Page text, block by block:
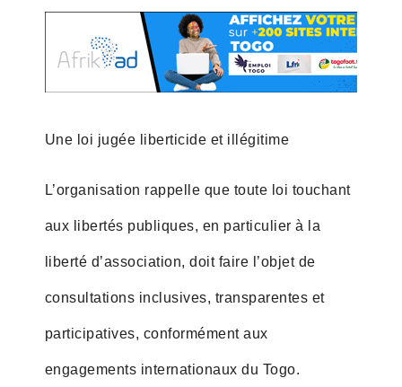
Une loi jugée liberticide et illégitime
L’organisation rappelle que toute loi touchant
aux libertés publiques, en particulier à la
liberté d’association, doit faire l’objet de
consultations inclusives, transparentes et
participatives, conformément aux
engagements internationaux du Togo.